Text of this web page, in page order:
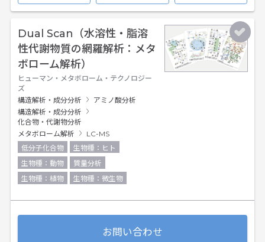
Dual Scan（水溶性・脂溶
性代謝物質の網羅解析：メタ
ボローム解析）
ヒューマン・メタボローム・テクノロジー
ズ
構造解析・成分分析
アミノ酸分析
構造解析・成分分析
化合物・代謝物分析
メタボローム解析
LC-MS
低分子化合物
生物種：ヒト
生物種：動物
質量分析
生物種：植物
生物種：微生物
お問い合わせ